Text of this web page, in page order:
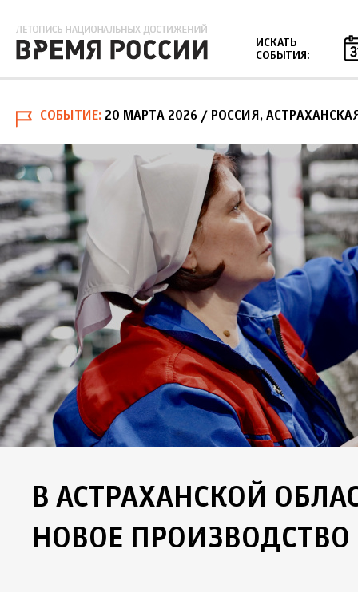
ИСКАТЬ
СОБЫТИЯ:
СОБЫТИЕ 20 МАРТА 2026 / РОССИЯ,
В АСТРАХАНСКОЙ
НОВОЕ ПРОИЗВОДСТВО